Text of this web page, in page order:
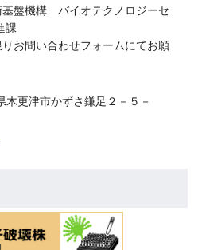
基盤機構 バイオテクノロジーセ
課
りお問い合わせフォームにてお願
更津市かずさ鎌足２－５－